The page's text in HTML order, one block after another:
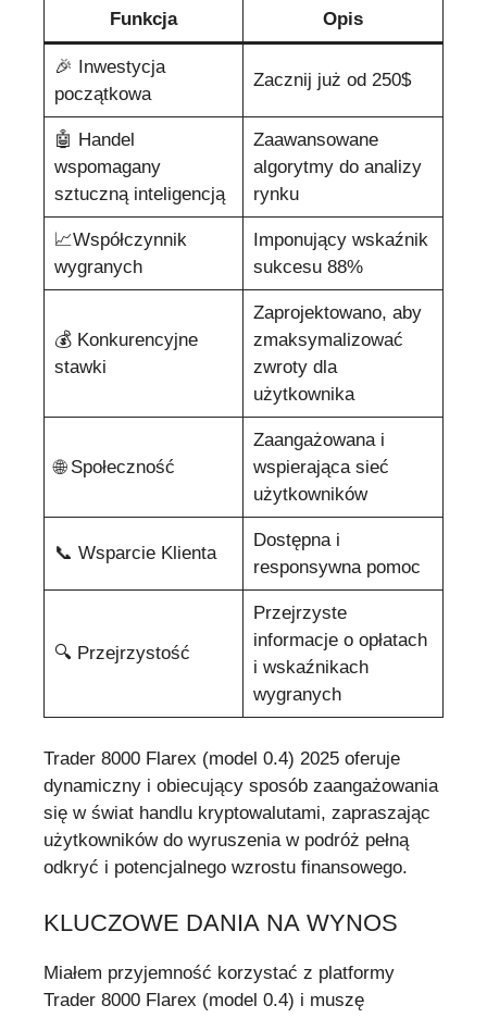
Funkcja Opis
🎉 Inwestycja
początkowa
Zacznij już od 250$
🤖 Handel
wspomagany
sztuczną inteligencją
Zaawansowane
algorytmy do analizy
rynku
📈Współczynnik
wygranych
Imponujący wskaźnik
sukcesu 88%
💰 Konkurencyjne
stawki
Zaprojektowano, aby
zmaksymalizować
zwroty dla
użytkownika
🌐 Społeczność
Zaangażowana i
wspierająca sieć
użytkowników
📞 Wsparcie Klienta
Dostępna i
responsywna pomoc
🔍 Przejrzystość
Przejrzyste
informacje o opłatach
i wskaźnikach
wygranych
Trader 8000 Flarex (model 0.4) 2025 oferuje
dynamiczny i obiecujący sposób zaangażowania
się w świat handlu kryptowalutami, zapraszając
użytkowników do wyruszenia w podróż pełną
odkryć i potencjalnego wzrostu finansowego.
KLUCZOWE DANIA NA WYNOS
Miałem przyjemność korzystać z platformy
Trader 8000 Flarex (model 0.4) i muszę